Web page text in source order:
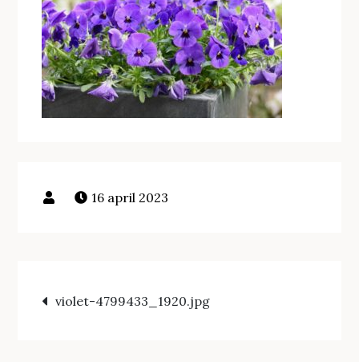
16 april 2023
Inläggsnavigering
violet-4799433_1920.jpg